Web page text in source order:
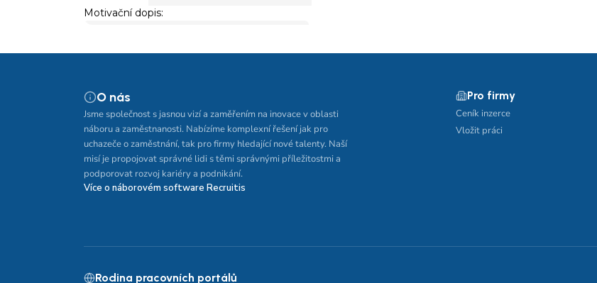
O nás
Jsme společnost s jasnou vizí a zaměřením na inovace v oblasti
náboru a zaměstnanosti. Nabízíme komplexní řešení jak pro
uchazeče o zaměstnání, tak pro firmy hledající nové talenty. Naší
misí je propojovat správné lidi s těmi správnými příležitostmi a
podporovat rozvoj kariéry a podnikání.
Více o náborovém software Recruitis
Pro firmy
Ceník inzerce
Vložit práci
Rodina pracovních portálů